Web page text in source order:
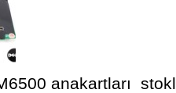
anakartları